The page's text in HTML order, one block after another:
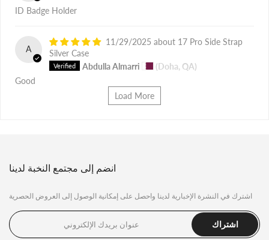
ID Badge Holder
A
11/29/2025
17 Pro Side Strap
Silver Case
Abdulla Almarri
(Doha, QA)
Good
Load More
انضم إلى مجتمع النخبة لدينا
اشترك في النشرة الإخبارية لدينا واحصل على إمكانية الوصول إلى العروض الحصرية
اشتراك